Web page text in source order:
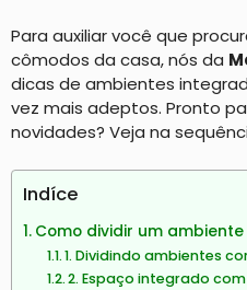
Para auxiliar você que
cômodos da casa, nós da
dicas de ambientes
vez mais adeptos. Pronto
novidades? Veja na
Indíce
Como dividir um
1. Dividindo ambientes
2. Espaço integrado